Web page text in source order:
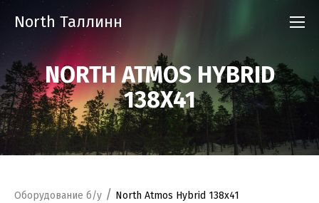
North Таллинн
NORTH ATMOS HYBRID
138X41
Оборудование б/у / North Atmos Hybrid 138x41